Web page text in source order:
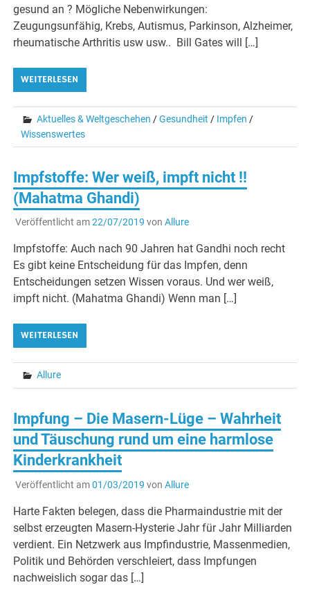
gesund an ? Mögliche Nebenwirkungen:
Zeugungsunfähig, Krebs, Autismus, Parkinson, Alzheimer,
rheumatische Arthritis usw usw.. Bill Gates will […]
WEITERLESEN
Aktuelles & Weltgeschehen /Gesundheit / Impfen /
Wissenswertes
Impfstoffe: Wer weiß, impft nicht !!
(Mahatma Ghandi)
Veröffentlicht am22/07/2019 von Allure
Impfstoffe: Auch nach 90 Jahren hat Gandhi noch recht
Es gibt keine Entscheidung für das Impfen, denn
Entscheidungen setzen Wissen voraus. Und wer weiß,
impft nicht. (Mahatma Ghandi) Wenn man […]
WEITERLESEN
Allure
Impfung – Die Masern-Lüge – Wahrheit
und Täuschung rund um eine harmlose
Kinderkrankheit
Veröffentlicht am01/03/2019 von Allure
Harte Fakten belegen, dass die Pharmaindustrie mit der
selbst erzeugten Masern-Hysterie Jahr für Jahr Milliarden
verdient. Ein Netzwerk aus Impfindustrie, Massenmedien,
Politik und Behörden verschleiert, dass Impfungen
nachweislich sogar das […]